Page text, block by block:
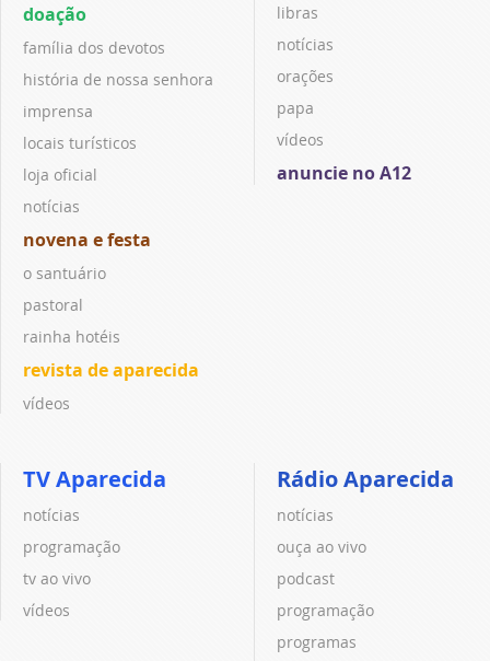
doação
família dos devotos
história de nossa senhora
imprensa
locais turísticos
loja oficial
notícias
novena e festa
o santuário
pastoral
rainha hotéis
revista de aparecida
vídeos
libras
notícias
orações
papa
vídeos
anuncie no A12
TV Aparecida
notícias
programação
tv ao vivo
vídeos
Rádio Aparecida
notícias
ouça ao vivo
podcast
programação
programas